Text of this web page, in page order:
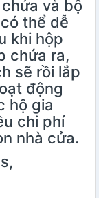
và bộ
thể dễ
khi hộp
chứa ra,
sẽ rồi lắp
động
hộ gia
chi phí
nhà cửa.